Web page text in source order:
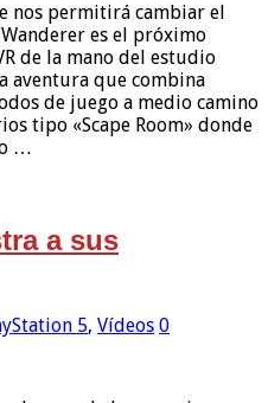
nos permitirá cambiar el
es el próximo
de la mano del estudio
aventura que combina
de juego a medio camino
tipo «Scape Room» donde
…
a sus
5, Vídeos 0